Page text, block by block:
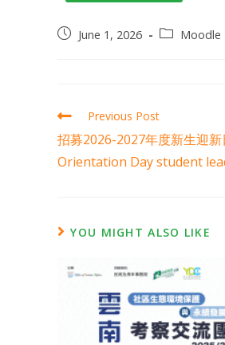
June 1, 2026 Moodle
Previous Post
招募2026-2027年度新生迎
Orientation Day student
YOU MIGHT ALSO LIKE